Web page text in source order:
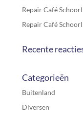
Repair Café
Repair Café
Recente
Categorieën
Buitenland
Diversen